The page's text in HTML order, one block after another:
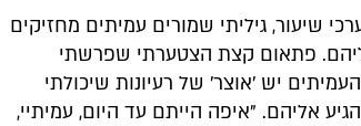
שיעור, גיליתי שמורים עמיתים מחזיקים
פתאום קצת הצטערתי שפרשתי
יש 'אוצר' של רעיונות שיכולתי
אליהם. "איפה הייתם עד היום, עמיתיי,